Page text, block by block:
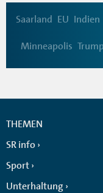
Saarland EU Indien
Minneapolis
THEMEN
SR info
Sport
Unterhaltung